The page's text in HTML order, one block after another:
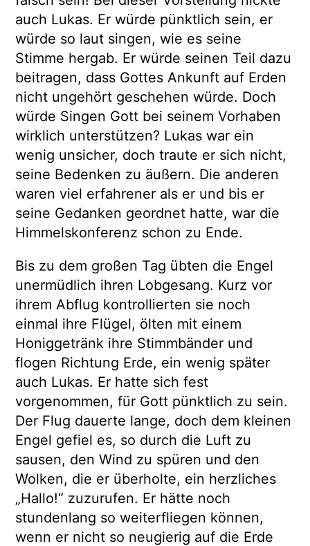
auch Lukas. Er würde pünktlich sein, er
würde so laut singen, wie es seine
Stimme hergab. Er würde seinen Teil dazu
beitragen, dass Gottes Ankunft auf Erden
nicht ungehört geschehen würde. Doch
würde Singen Gott bei seinem Vorhaben
wirklich unterstützen? Lukas war ein
wenig unsicher, doch traute er sich nicht,
seine Bedenken zu äußern. Die anderen
waren viel erfahrener als er und bis er
seine Gedanken geordnet hatte, war die
Himmelskonferenz schon zu Ende.
Bis zu dem großen Tag übten die Engel
unermüdlich ihren Lobgesang. Kurz vor
ihrem Abflug kontrollierten sie noch
einmal ihre Flügel, ölten mit einem
Honiggetränk ihre Stimmbänder und
flogen Richtung Erde, ein wenig später
auch Lukas. Er hatte sich fest
vorgenommen, für Gott pünktlich zu sein.
Der Flug dauerte lange, doch dem kleinen
Engel gefiel es, so durch die Luft zu
sausen, den Wind zu spüren und den
Wolken, die er überholte, ein herzliches
„Hallo!“ zuzurufen. Er hätte noch
stundenlang so weiterfliegen können,
wenn er nicht so neugierig auf die Erde